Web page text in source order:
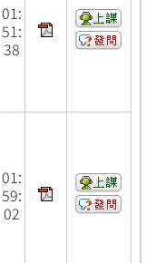
01:
51:
38
01:
59:
02